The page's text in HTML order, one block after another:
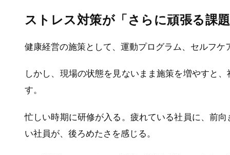
ストレス対策が「さらに頑張る課
健康経営の施策として、運動プログラム、セルフ
しかし、現場の状態を見ないまま施策を増やすと
す。
忙しい時期に研修が入る。疲れている社員に、前
い社員が、後ろめたさを感じる。